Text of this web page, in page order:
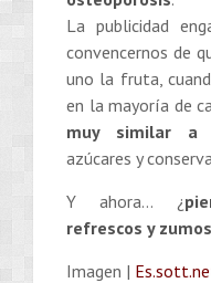
La publicidad
convencernos de
uno la fruta,
en la mayoría de
muy similar a
azúcares y
Y ahora… ¿
refrescos y
Imagen |